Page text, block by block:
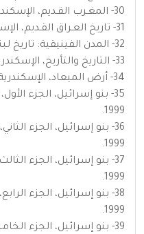
30- المغـرب القـديم، الإسكندرية 1990.
31- تاريخ العـراق القـديم، الإسكندرية 1990.
32- المدن الفينيقية: تاريخ لبنـان القديم، بيروت 1994.
33- التاريخ والتأريخ، الإسكندرية 1991.
34- أرض الميعاد، الإسكندرية 1998.
35- بنو إسرائيل، الجزء
1999.
36- بنو إسرائيل، الجزء
1999.
37- بنو إسرائيل، الجزء
1999.
38- بنو إسرائيل، الجزء
1999.
39- بنو إسرائيل، الجزء